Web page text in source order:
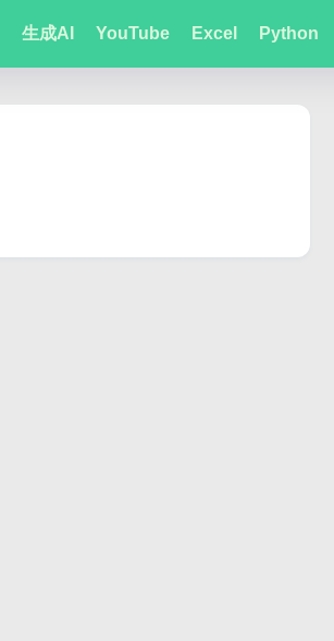
生成AI YouTube Excel Python